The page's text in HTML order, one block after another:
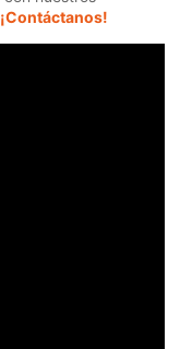
¡Contáctanos!